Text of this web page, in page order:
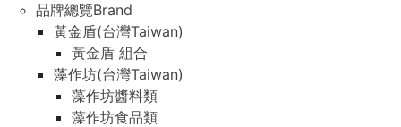
品牌總覽Brand
黃金盾(台灣Taiwan)
黃金盾 組合
藻作坊(台灣Taiwan)
藻作坊醬料類
藻作坊食品類